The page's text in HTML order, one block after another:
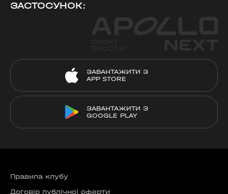
ЗАСТОСУНОК:
ЗАВАНТАЖИТИ З
APP STORE
ЗАВАНТАЖИТИ З
GOOGLE PLAY
Правила клубу
Договір публічної оферти